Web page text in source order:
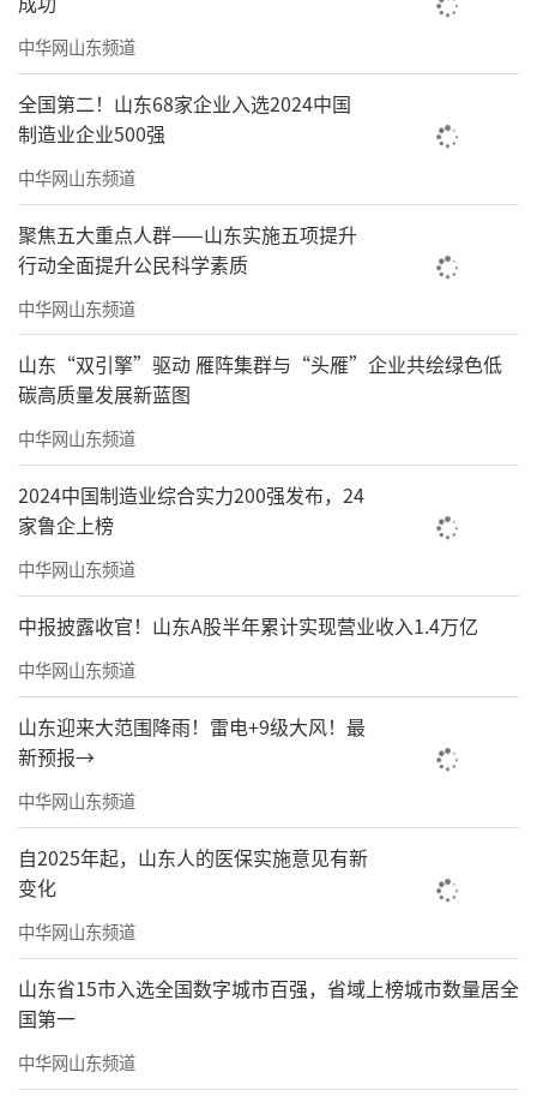
空间二楼展览现场
器物区则包含了空间主理人从世界各地淘
来的瓷器、陶器，全部都是艺术家的手作，以
大仓桥画作和主理人手绘插画为元素的文创衍
生品也是琳琅满目，带有设计感的自然系服装
则吸引了众多女性顾客。
中华网山东频道
全国第二！山东68家企业入选2024中国
制造业企业500强
中华网山东频道
聚焦五大重点人群——山东实施五项提升
行动全面提升公民科学素质
中华网山东频道
山东“双引擎”驱动 雁阵集群与“头雁”企业共绘绿色低
碳高质量发展新蓝图
中华网山东频道
2024中国制造业综合实力200强发布，24
家鲁企上榜
中华网山东频道
中报披露收官！山东A股半年累计实现营业收入1.4万亿
中华网山东频道
山东迎来大范围降雨！雷电+9级大风！最
新预报→
中华网山东频道
自2025年起，山东人的医保实施意见有新
变化
中华网山东频道
山东省15市入选全国数字城市百强，省域上榜城市数量居全
国第一
中华网山东频道